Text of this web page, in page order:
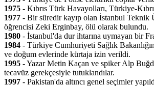
1975 - Kıbrıs Türk Havayolları, Türkiye-
1977 - Bir süredir kayıp olan İstanbul Teknik
öğrencisi Zeki Erginbay, ölü olarak bulundu.
1980 - İstanbul'da dur ihtarına uymayan bir
1984 - Türkiye Cumhuriyeti Sağlık
ve doğum evlerinde kürtaja izin verildi.
1995 - Yazar Metin Kaçan ve spiker Alp
tecavüz gerekçesiyle tutuklandılar.
1997 - Pakistan'da altıncı genel seçimler